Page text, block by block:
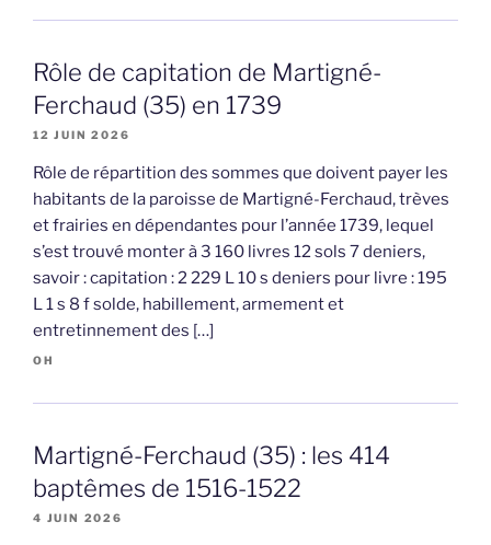
Rôle de capitation de Martigné-
Ferchaud (35) en 1739
12 JUIN 2026
Rôle de répartition des sommes que doivent payer les
habitants de la paroisse de Martigné-Ferchaud, trèves
et frairies en dépendantes pour l’année 1739, lequel
s’est trouvé monter à 3 160 livres 12 sols 7 deniers,
savoir : capitation : 2 229 L 10 s deniers pour livre : 195
L 1 s 8 f solde, habillement, armement et
entretinnement des […]
OH
Martigné-Ferchaud (35) : les 414
baptêmes de 1516-1522
4 JUIN 2026